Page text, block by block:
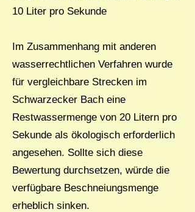
10 Liter pro Sekunde
Im Zusammenhang mit anderen
wasserrechtlichen Verfahren wurde
für vergleichbare Strecken im
Schwarzecker Bach eine
Restwassermenge von 20 Litern pro
Sekunde als ökologisch erforderlich
angesehen. Sollte sich diese
Bewertung durchsetzen, würde die
verfügbare Beschneiungsmenge
erheblich sinken.